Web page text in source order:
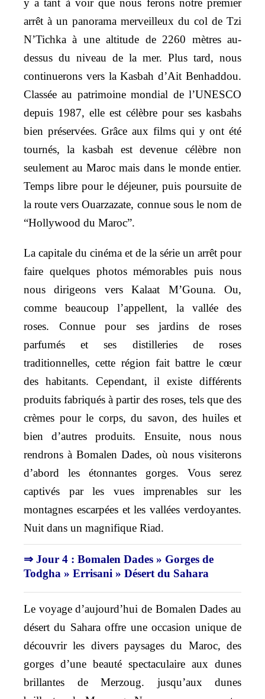
y a tant à voir que nous ferons notre premier
arrêt à un panorama merveilleux du col de Tzi
N’Tichka à une altitude de 2260 mètres au-
dessus du niveau de la mer. Plus tard, nous
continuerons vers la Kasbah d’Ait Benhaddou.
Classée au patrimoine mondial de l’UNESCO
depuis 1987, elle est célèbre pour ses kasbahs
bien préservées. Grâce aux films qui y ont été
tournés, la kasbah est devenue célèbre non
seulement au Maroc mais dans le monde entier.
Temps libre pour le déjeuner, puis poursuite de
la route vers Ouarzazate, connue sous le nom de
“Hollywood du Maroc”.
La capitale du cinéma et de la série un arrêt pour
faire quelques photos mémorables puis nous
nous dirigeons vers Kalaat M’Gouna. Ou,
comme beaucoup l’appellent, la vallée des
roses. Connue pour ses jardins de roses
parfumés et ses distilleries de roses
traditionnelles, cette région fait battre le cœur
des habitants. Cependant, il existe différents
produits fabriqués à partir des roses, tels que des
crèmes pour le corps, du savon, des huiles et
bien d’autres produits. Ensuite, nous nous
rendrons à Bomalen Dades, où nous visiterons
d’abord les étonnantes gorges. Vous serez
captivés par les vues imprenables sur les
montagnes escarpées et les vallées verdoyantes.
Nuit dans un magnifique Riad.
⇒ Jour 4 : Bomalen Dades » Gorges de
Todgha » Errisani » Désert du Sahara
Le voyage d’aujourd’hui de Bomalen Dades au
désert du Sahara offre une occasion unique de
découvrir les divers paysages du Maroc, des
gorges d’une beauté spectaculaire aux dunes
brillantes de Merzoug. jusqu’aux dunes